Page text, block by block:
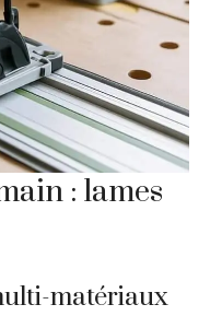
: lames
matériaux